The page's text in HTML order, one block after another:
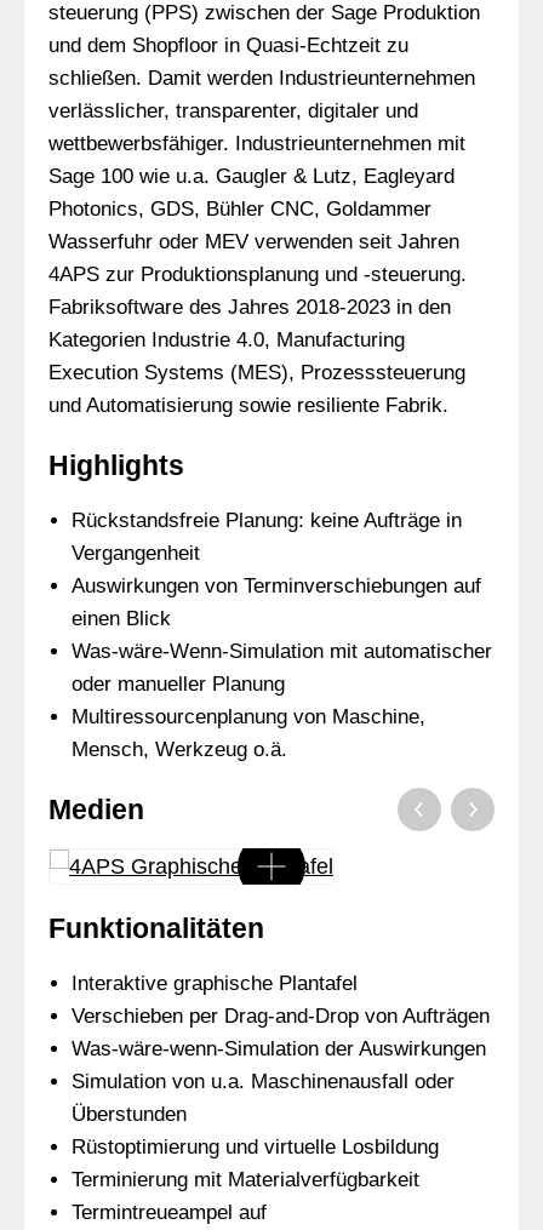
steuerung (PPS) zwischen der Sage Produktion
und dem Shopfloor in Quasi-Echtzeit zu
schließen. Damit werden Industrieunternehmen
verlässlicher, transparenter, digitaler und
wettbewerbsfähiger. Industrieunternehmen mit
Sage 100 wie u.a. Gaugler & Lutz, Eagleyard
Photonics, GDS, Bühler CNC, Goldammer
Wasserfuhr oder MEV verwenden seit Jahren
4APS zur Produktionsplanung und -steuerung.
Fabriksoftware des Jahres 2018-2023 in den
Kategorien Industrie 4.0, Manufacturing
Execution Systems (MES), Prozesssteuerung
und Automatisierung sowie resiliente Fabrik.
Highlights
Rückstandsfreie Planung: keine Aufträge in
Vergangenheit
Auswirkungen von Terminverschiebungen auf
einen Blick
Was-wäre-Wenn-Simulation mit automatischer
oder manueller Planung
Multiressourcenplanung von Maschine,
Mensch, Werkzeug o.ä.
Medien
Funktionalitäten
Interaktive graphische Plantafel
Verschieben per Drag-and-Drop von Aufträgen
Was-wäre-wenn-Simulation der Auswirkungen
Simulation von u.a. Maschinenausfall oder
Überstunden
Rüstoptimierung und virtuelle Losbildung
Terminierung mit Materialverfügbarkeit
Termintreueampel auf